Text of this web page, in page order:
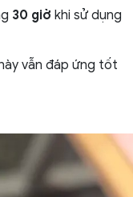
30 giờ khi sử dụng
vẫn đáp ứng tốt